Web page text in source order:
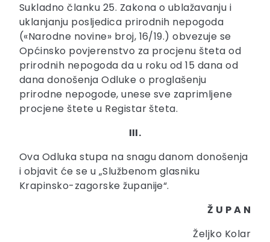
Sukladno članku 25. Zakona o ublažavanju i
uklanjanju posljedica prirodnih nepogoda
(«Narodne novine» broj, 16/19.) obvezuje se
Općinsko povjerenstvo za procjenu šteta od
prirodnih nepogoda da u roku od 15 dana od
dana donošenja Odluke o proglašenju
prirodne nepogode, unese sve zaprimljene
procjene štete u Registar šteta.
III.
Ova Odluka stupa na snagu danom donošenja
i objavit će se u „Službenom glasniku
Krapinsko-zagorske županije“.
Ž U P A N
Željko Kolar